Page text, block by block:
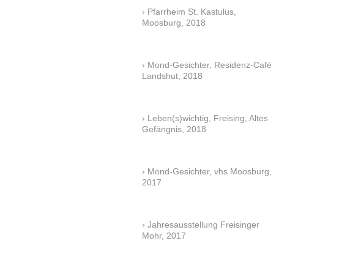
Pfarrheim St. Kastulus,
Moosburg, 2018
Mond-Gesichter, Residenz-Café
Landshut, 2018
Leben(s)wichtig, Freising, Altes
Gefängnis, 2018
Mond-Gesichter, vhs Moosburg,
2017
Jahresausstellung Freisinger
Mohr, 2017